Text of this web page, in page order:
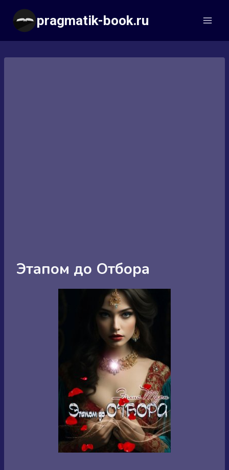
Перейти
содержимому
pragmatik-book.ru
Этапом до Отбора